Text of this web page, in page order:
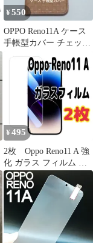
¥550
OPPO Reno11A ケース
手帳型カバー チェック
キャメルブラウン
¥ 495
2枚 Oppo Reno11 A 強
化 ガラス フィルム 画
面 液晶保護